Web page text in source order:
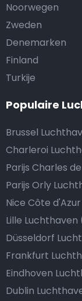
Noorwegen
Zweden
Denemarken
Finland
Turkije
Populaire
Brussel
Charleroi
Parijs Charles
Parijs Orly
Nice Côte
Lille Luchthaven
Düsseldorf
Frankfurt
Eindhoven
Dublin